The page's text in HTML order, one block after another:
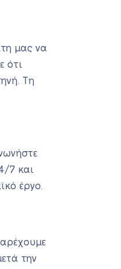
μας να
ότι
Τη
7 και
έργο.
την